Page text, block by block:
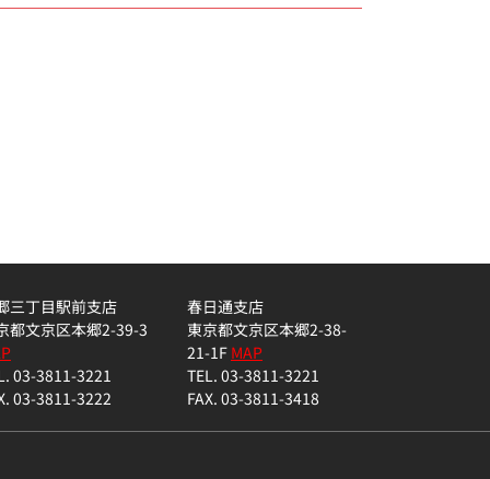
三丁目駅前支店
都文京区本郷2-39-3
03-3811-3221
03-3811-3222
春日通支店
東京都文京区本郷2-38-
21-1FMAP
TEL. 03-3811-3221
FAX. 03-3811-3418